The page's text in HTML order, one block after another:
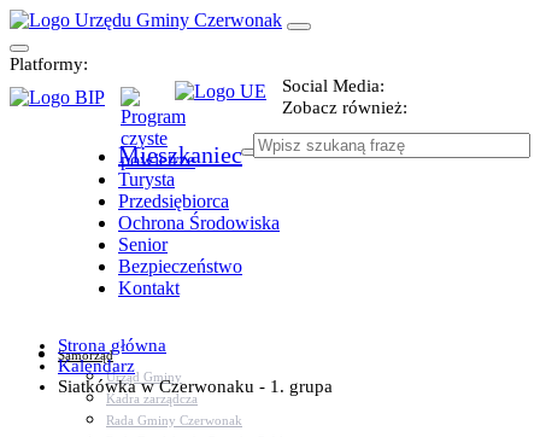
Platformy:
Social Media:
Zobacz również:
Mieszkaniec
Turysta
Przedsiębiorca
Ochrona Środowiska
Senior
Bezpieczeństwo
Kontakt
Samorząd
Urząd Gminy
Kadra zarządcza
Rada Gminy Czerwonak
Strona główna
Kalendarz
Siatkówka w Czerwonaku - 1. grupa